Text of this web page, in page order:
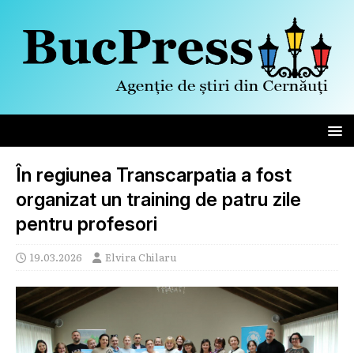
În regiunea Transcarpatia a fost
organizat un training de patru zile
pentru profesori
19.03.2026 Elvira Chilaru